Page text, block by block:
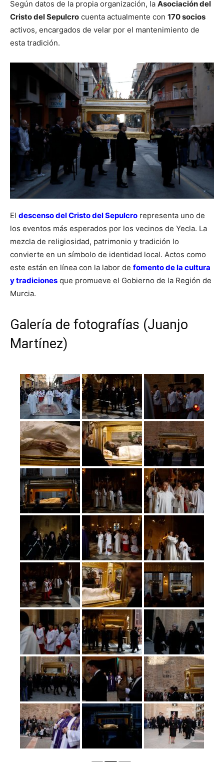
Según datos de la propia organización, la Asociación del
Cristo del Sepulcro cuenta actualmente con 170 socios
activos, encargados de velar por el mantenimiento de
esta tradición.
El descenso del Cristo del Sepulcro representa uno de
los eventos más esperados por los vecinos de Yecla. La
mezcla de religiosidad, patrimonio y tradición lo
convierte en un símbolo de identidad local. Actos como
este están en línea con la labor de fomento de la cultura
y tradiciones que promueve el Gobierno de la Región de
Murcia.
Galería de fotografías (Juanjo
Martínez)